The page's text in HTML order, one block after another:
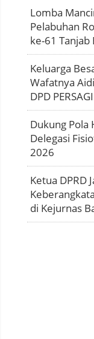
Lomba
Pelabuhan
ke-61 Tanjab
Keluarga
Wafatnya
DPD
Dukung Pola
Delegasi
2026
Ketua DPRD
di Kejurnas